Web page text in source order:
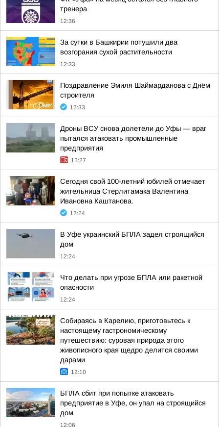
тренера
12:36
За сутки в Башкирии потушили два
возгорания сухой растительности
12:33
Поздравление Эмиля Шаймарданова с Днём
строителя
12:33
Дроны ВСУ снова долетели до Уфы — враг
пытался атаковать промышленные
предприятия
12:27
Сегодня свой 100-летний юбилей отмечает
жительница Стерлитамака Валентина
Ивановна Каштанова.
12:24
В Уфе украинский БПЛА задел строящийся
дом
12:24
Что делать при угрозе БПЛА или ракетной
опасности
12:24
Собираясь в Карелию, приготовьтесь к
настоящему гастрономическому
путешествию: суровая природа этого
живописного края щедро делится своими
дарами
12:10
БПЛА сбит при попытке атаковать
предприятие в Уфе, он упал на строящийся
дом
12:06